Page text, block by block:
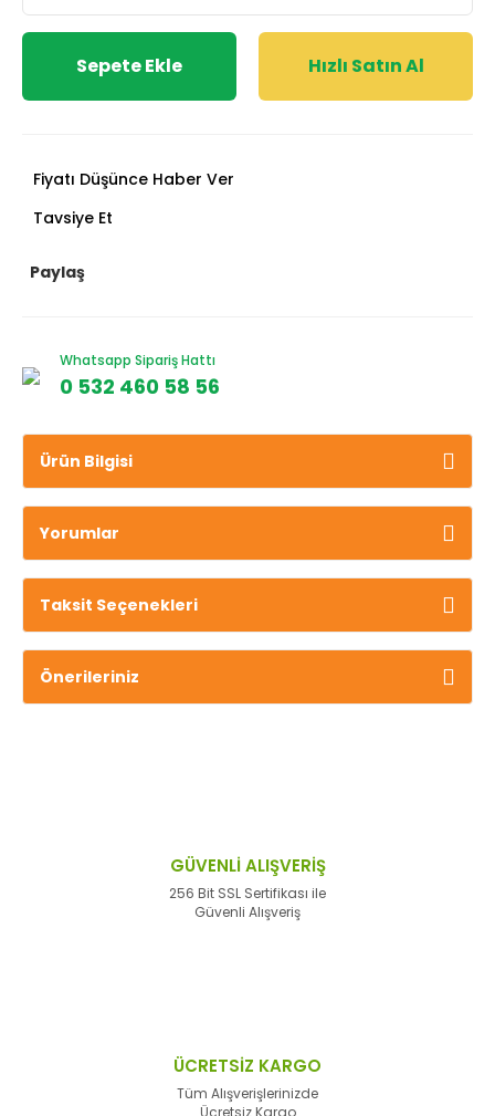
Sepete Ekle Hızlı Satın Al
Fiyatı Düşünce Haber Ver
Tavsiye Et
Paylaş
Whatsapp Sipariş Hattı
0 532 460 58 56
Ürün Bilgisi
Yorumlar
Taksit Seçenekleri
Önerileriniz
GÜVENLİ ALIŞVERİŞ
256 Bit SSL Sertifikası ile
Güvenli Alışveriş
ÜCRETSİZ KARGO
Tüm Alışverişlerinizde
Ücretsiz Kargo